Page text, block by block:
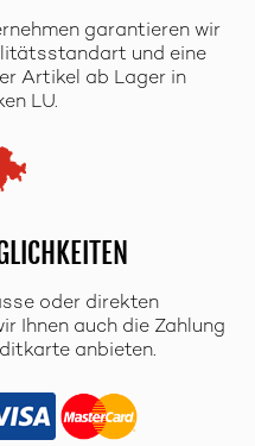
garantieren wir
und eine
Artikel ab Lager in
LU.
oder direkten
Ihnen auch die Zahlung
anbieten.